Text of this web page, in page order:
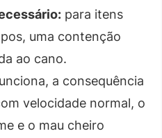
para itens
uma contenção
ao cano.
a consequência
velocidade normal, o
e o mau cheiro